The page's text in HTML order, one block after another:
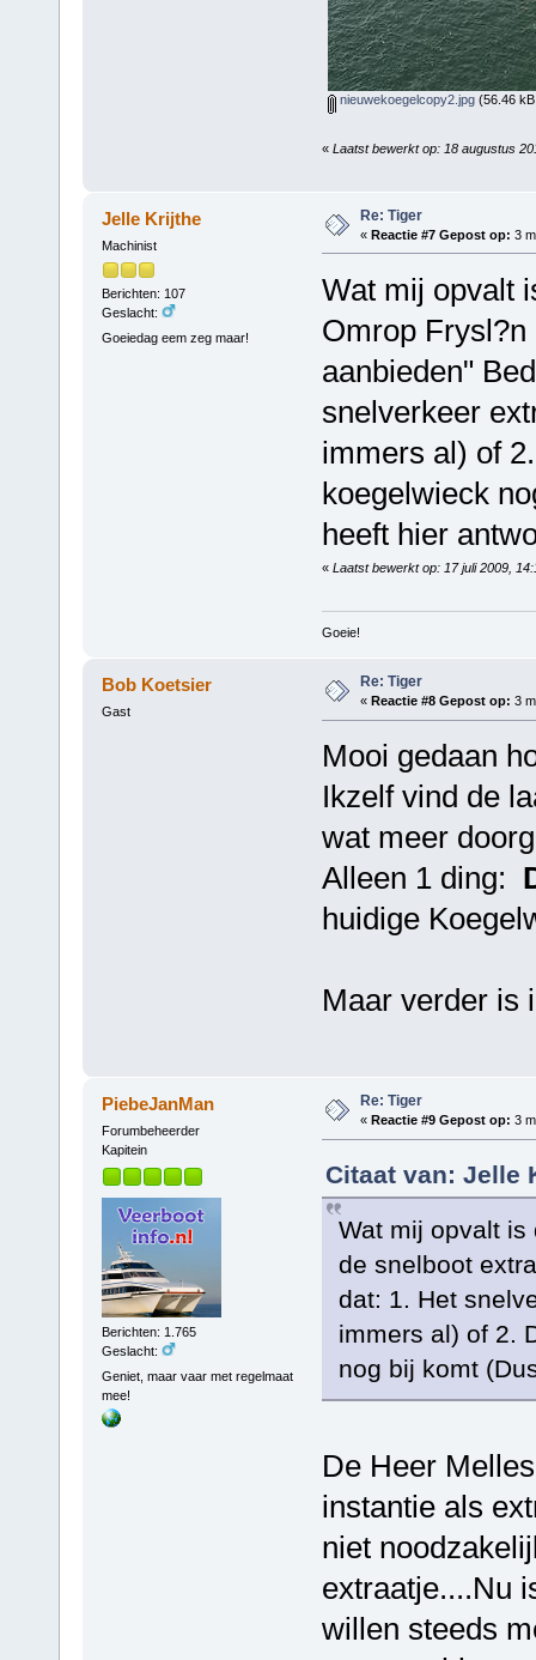
nieuwekoegelcopy2.jpg(56.46
« Laatst bewerkt op: 18 augustus
Jelle Krijthe
Machinist
Berichten: 107
Geslacht:
Goeiedag eem zeg maar!
Re: Tiger
« Reactie #7 Gepost op: 3
Wat mij opvalt
Omrop
aanbieden"
snelverkeer
immers al) of
koegelwieck
heeft hier
« Laatst bewerkt op: 17 juli 2009,
Goeie!
Bob Koetsier
Gast
Re: Tiger
« Reactie #8 Gepost op: 3
Mooi gedaan
Ikzelf vind de
wat meer
Alleen 1 ding:
huidige
Maar verder is
PiebeJanMan
Forumbeheerder
Kapitein
Berichten: 1.765
Geslacht:
Geniet, maar vaar met regelmaat
mee!
Re: Tiger
« Reactie #9 Gepost op: 3
Citaat van: Jelle
Wat mij opvalt is
de snelboot
dat: 1. Het
immers al) of 2.
nog bij komt
De Heer
instantie als
niet
extraatje....Nu
willen steeds